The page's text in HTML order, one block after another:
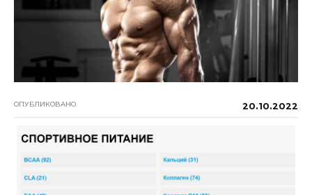
ОПУБЛИКОВАНО 20.10.2022